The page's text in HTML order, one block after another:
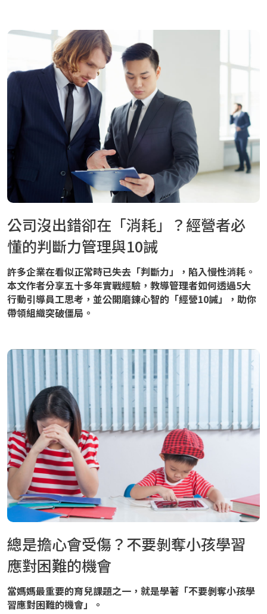
公司沒出錯卻在「消耗」？經營者必
懂的判斷力管理與10誡
許多企業在看似正常時已失去「判斷力」，陷入慢性消耗。
本文作者分享五十多年實戰經驗，教導管理者如何透過5大
行動引導員工思考，並公開磨鍊心智的「經營10誡」，助你
帶領組織突破僵局。
總是擔心會受傷？不要剝奪小孩學習
應對困難的機會
當媽媽最重要的育兒課題之一，就是學著「不要剝奪小孩學
習應對困難的機會」。